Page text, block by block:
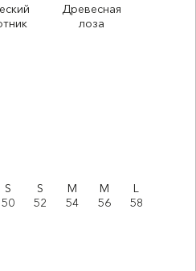
Древесная
лоза
S
50
S
52
M
54
M
56
L
58